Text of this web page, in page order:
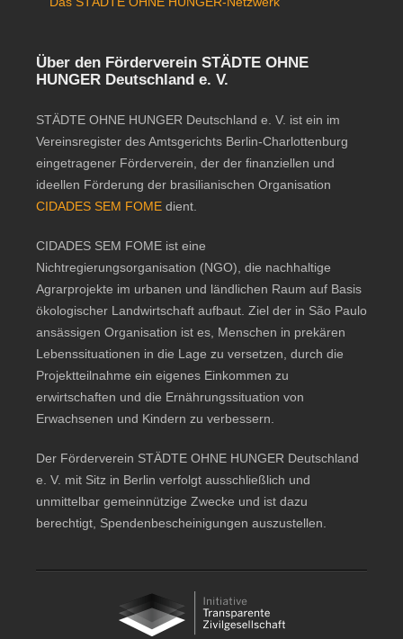
Über den Förderverein STÄDTE OHNE
HUNGER Deutschland e. V.
STÄDTE OHNE HUNGER Deutschland e. V. ist ein im
Vereinsregister des Amtsgerichts Berlin-Charlottenburg
eingetragener Förderverein, der der finanziellen und
ideellen Förderung der brasilianischen Organisation
CIDADES SEM FOME dient.
CIDADES SEM FOME ist eine
Nichtregierungsorganisation (NGO), die nachhaltige
Agrarprojekte im urbanen und ländlichen Raum auf Basis
ökologischer Landwirtschaft aufbaut. Ziel der in São Paulo
ansässigen Organisation ist es, Menschen in prekären
Lebenssituationen in die Lage zu versetzen, durch die
Projektteilnahme ein eigenes Einkommen zu
erwirtschaften und die Ernährungssituation von
Erwachsenen und Kindern zu verbessern.
Der Förderverein STÄDTE OHNE HUNGER Deutschland
e. V. mit Sitz in Berlin verfolgt ausschließlich und
unmittelbar gemeinnützige Zwecke und ist dazu
berechtigt, Spendenbescheinigungen auszustellen.